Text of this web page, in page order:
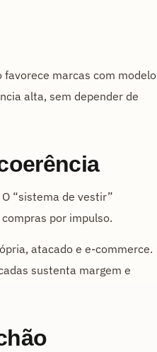
marcas com modelo
alta, sem depender de
“sistema de vestir”
por impulso.
atacado e e-commerce.
sustenta margem e